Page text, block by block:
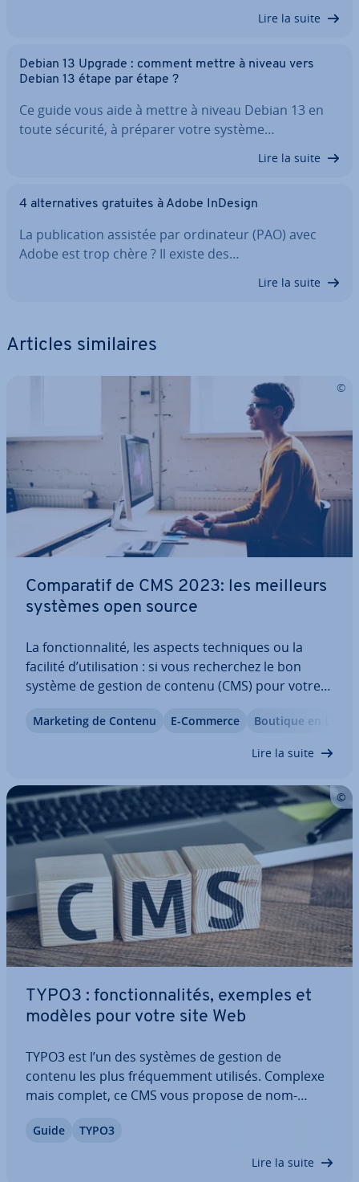
Lire la suite
Debian 13 Upgrade : comment mettre à niveau vers
Debian 13 étape par étape ?
Ce guide vous aide à mettre à niveau Debian 13 en
toute sécurité, à préparer votre système…
Lire la suite
4 al­ter­na­tives gratuites à Adobe InDesign
La pu­bli­ca­tion assistée par or­di­na­teur (PAO) avec
Adobe est trop chère ? Il existe des…
Lire la suite
Articles si­mi­laires
Com­pa­ra­tif de CMS 2023: les meilleurs
systèmes open source
La fonc­tion­na­lité, les aspects tech­niques ou la
facilité d’uti­li­sa­tion : si vous re­cher­chez le bon
système de gestion de contenu (CMS) pour votre
facteurs. Un même système peut être utilisé pour
Marketing de Contenu E-Commerce Boutique en Ligne
Lire la suite
TYPO3 : fonc­tion­na­li­tés, exemples et
modèles pour votre site Web
TYPO3 est l’un des systèmes de gestion de
contenu les plus fré­quem­ment utilisés. Complexe
mais complet, ce CMS vous propose de nom­
Internet. Voici des in­for­ma­tions sur le CMS très
Guide TYPO3
Lire la suite